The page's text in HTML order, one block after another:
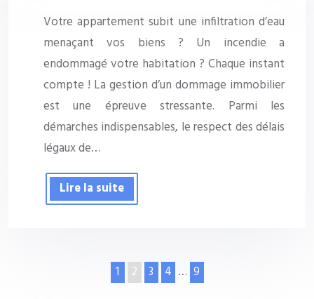
Votre appartement subit une infiltration d’eau
menaçant vos biens ? Un incendie a
endommagé votre habitation ? Chaque instant
compte ! La gestion d’un dommage immobilier
est une épreuve stressante. Parmi les
démarches indispensables, le respect des délais
légaux de…
Lire la suite
1 2 3 4 … 9